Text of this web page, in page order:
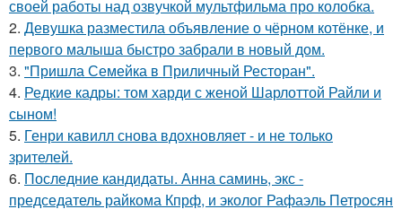
своей работы над озвучкой мультфильма про колобка.
2. Девушка разместила объявление о чёрном котёнке, и
первого малыша быстро забрали в новый дом.
3. "Пришла Семейка в Приличный Ресторан".
4. Редкие кадры: том харди с женой Шарлоттой Райли и
сыном!
5. Генри кавилл снова вдохновляет - и не только
зрителей.
6. Последние кандидаты. Анна саминь, экс -
председатель райкома Кпрф, и эколог Рафаэль Петросян